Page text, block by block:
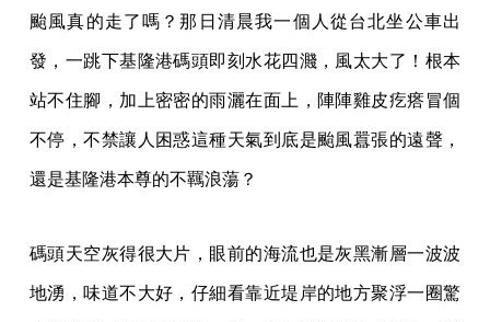
颱風真的走了嗎？那日清晨我一個人從台北坐公車出
發，一跳下基隆港碼頭即刻水花四濺，風太大了！根本
站不住腳，加上密密的雨灑在面上，陣陣雞皮疙瘩冒個
不停，不禁讓人困惑這種天氣到底是颱風囂張的遠聲，
還是基隆港本尊的不羈浪蕩？
碼頭天空灰得很大片，眼前的海流也是灰黑漸層一波波
地湧，味道不大好，仔細看靠近堤岸的地方聚浮一圈驚